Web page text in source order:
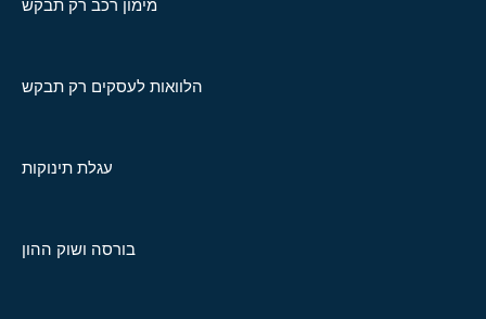
מימון רכב רק תבקש
הלוואות לעסקים רק תבקש
עגלת תינוקות
בורסה ושוק ההון